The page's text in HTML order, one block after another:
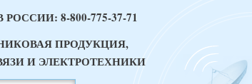
РОССИИ: 8-800-775-37-71
ПРОДУКЦИЯ,
И ЭЛЕКТРОТЕХНИКИ